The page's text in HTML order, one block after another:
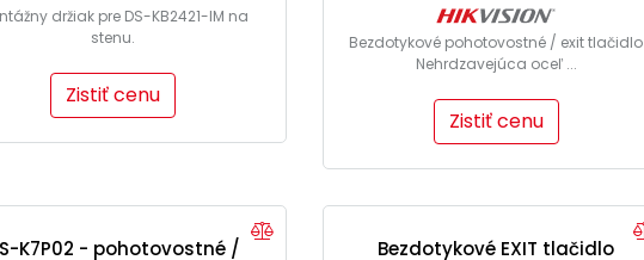
držiak pre DS-KB2421-IM na
stenu.
Zistiť cenu
Bezdotykové pohotovostné / exit tlačidlo
Nehrdzavejúca oceľ ...
Zistiť cenu
K7P02 - pohotovostné / Bezdotykové EXIT tlačidlo